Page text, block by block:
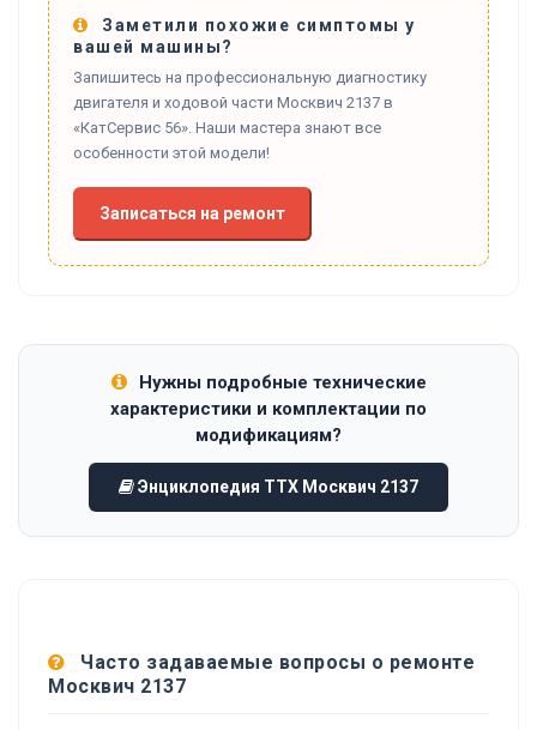
Заметили похожие симптомы у
вашей машины?
Запишитесь на профессиональную диагностику
двигателя и ходовой части Москвич 2137 в
«КатСервис 56». Наши мастера знают все
особенности этой модели!
Записаться на ремонт
Нужны подробные технические
характеристики и комплектации по
модификациям?
Энциклопедия ТТХ Москвич 2137
Часто задаваемые вопросы о ремонте
Москвич 2137